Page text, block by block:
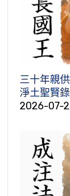
三十年親
淨土聖賢
2026-07-